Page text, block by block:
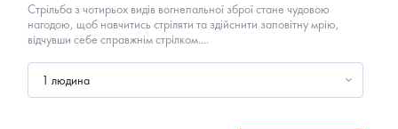
Стрільба з чотирьох видів вогнепальної зброї стане чудовою
нагодою, щоб навчитись стріляти та здійснити заповітну мрію,
відчувши себе справжнім стрілком....
1 людина